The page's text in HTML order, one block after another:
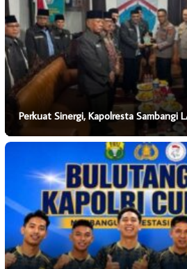
Perkuat Sinergi, Kapolresta Sambangi